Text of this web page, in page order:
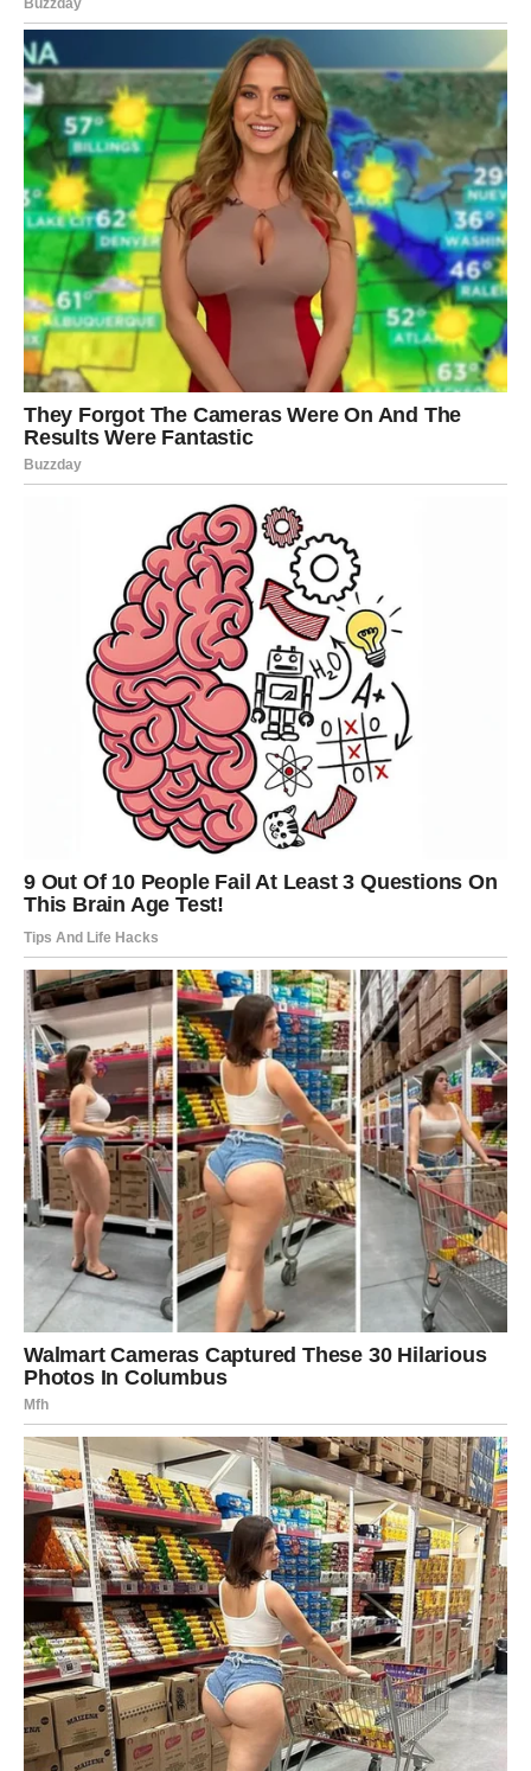
Hrskave i pahuljaste palačinke od tikvica i krumpira, pržene u
tavi do savršene zlatne boje
Preporuke kuhara za postizanje uspjeha:
Ocijedite povrće: ovaj ključni korak jamči čvrstu i hrskavu
palačinku. Održavanje srednje topline je ključno: Pretjerana
toplina može uzrokovati gorenje vanjskog dijela prije nego što
je unutrašnjost potpuno pečena.
Upotrijebite tavu s neprijanjajućim premazom ili tavu od
lijevanog željeza, jer će za to biti potrebno minimalno ulja, dok
ćete postići vizualno privlačnu zlatnu koricu. Ostavite tijesto da
odstoji pet minuta prije prženja; ovaj period odmora olakšava
povezivanje svih sastojaka.
Ovaj recept budi uspomene na naš hranjiv doručak sastavljen
od zobi i jaja, koji je jednako zdrav, a još jednostavniji za
pripremu unaprijed. Često povećam količinu, a višak spremim
u hladnjak za konzumaciju sljedeći dan.
Prilagodbe s kojima sam eksperimentirao uključuju sljedeće:
Za varijaciju sa sirom, u tijesto ubacite ½ šalice nasjeckanog
sira cheddar ili parmezana. Za pikantniji okus umiješajte ½
čajne žličice kumina ili dimljene paprike. Za opciju s malo
ugljikohidrata, zamijenite polovicu brašna brašnom od slanutka
kako biste povećali sadržaj proteina. Osim toga, za dodatnu
količinu povrća, razmislite o dodavanju nasjeckanog špinata ili
kelja. Ove se palačinke također mogu oblikovati u male